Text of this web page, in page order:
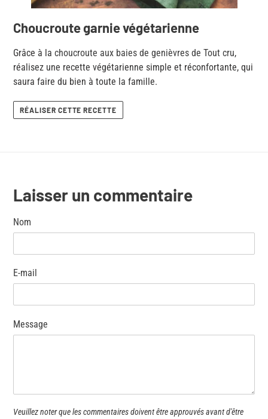
Choucroute garnie végétarienne
Grâce à la choucroute aux baies de genièvres de Tout cru,
réalisez une recette végétarienne simple et réconfortante, qui
saura faire du bien à toute la famille.
RÉALISER CETTE RECETTE
Laisser un commentaire
Nom
E-mail
Message
Veuillez noter que les commentaires doivent être approuvés avant d'être